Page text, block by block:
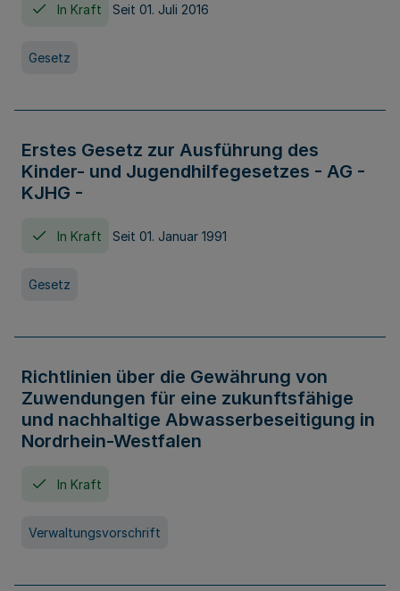
In Kraft Seit 01. Juli 2016
Gesetz
Erstes Gesetz zur Ausführung des
Kinder- und Jugendhilfegesetzes - AG -
KJHG -
In Kraft Seit 01. Januar 1991
Gesetz
Richtlinien über die Gewährung von
Zuwendungen für eine zukunftsfähige
und nachhaltige Abwasserbeseitigung in
Nordrhein-Westfalen
In Kraft
Verwaltungsvorschrift